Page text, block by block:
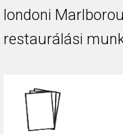
londoni
restaurálási